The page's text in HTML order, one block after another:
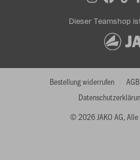
Dieser Teamshop
© 2026 JAKO AG,
Bestellung widerrufen AGB